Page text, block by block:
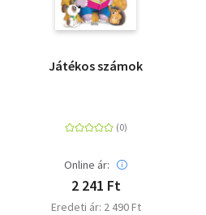
Játékos számok
Online ár:
2 241 Ft
Eredeti ár: 2 490 Ft